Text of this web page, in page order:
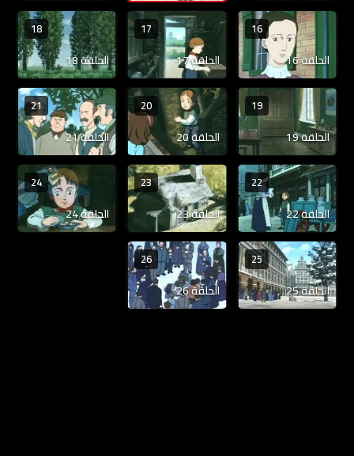
16
الحلقة 16
17
الحلقة 17
18
الحلقة 18
19
الحلقة 19
20
الحلقة 20
21
الحلقة 21
22
الحلقة 22
23
الحلقة 23
24
الحلقة 24
25
الحلقة 25
26
الحلقة 26